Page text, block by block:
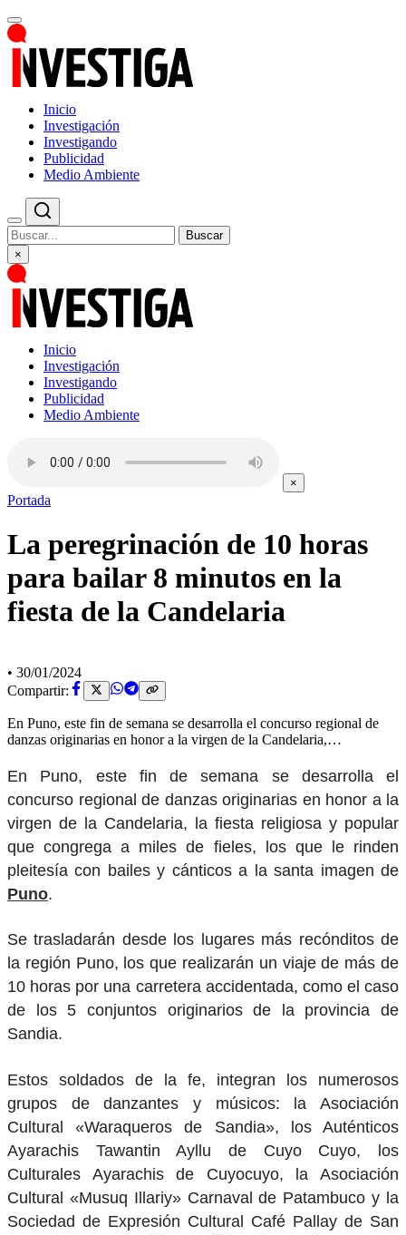
Inicio
Investigación
Investigando
Publicidad
Medio Ambiente
Buscar
×
Inicio
Investigación
Investigando
Publicidad
Medio Ambiente
×
Portada
La peregrinación de 10 horas
para bailar 8 minutos en la
fiesta de la Candelaria
• 30/01/2024
Compartir:
En Puno, este fin de semana se desarrolla el concurso regional de
danzas originarias en honor a la virgen de la Candelaria,…
En Puno, este fin de semana se desarrolla el
concurso regional de danzas originarias en honor a la
virgen de la Candelaria, la fiesta religiosa y popular
que congrega a miles de fieles, los que le rinden
pleitesía con bailes y cánticos a la santa imagen de
Puno.
Se trasladarán desde los lugares más recónditos de
la región Puno, los que realizarán un viaje de más de
10 horas por una carretera accidentada, como el caso
de los 5 conjuntos originarios de la provincia de
Sandia.
Estos soldados de la fe, integran los numerosos
grupos de danzantes y músicos: la Asociación
Cultural «Waraqueros de Sandia», los Auténticos
Ayarachis Tawantin Ayllu de Cuyo Cuyo, los
Culturales Ayarachis de Cuyocuyo, la Asociación
Cultural «Musuq Illariy» Carnaval de Patambuco y la
Sociedad de Expresión Cultural Café Pallay de San